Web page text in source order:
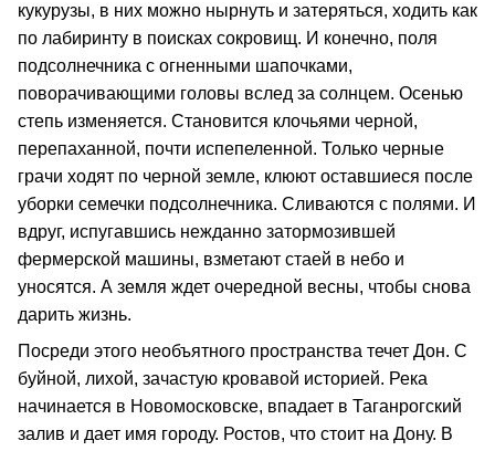
кукурузы, в них можно нырнуть и затеряться, ходить как
по лабиринту в поисках сокровищ. И конечно, поля
подсолнечника с огненными шапочками,
поворачивающими головы вслед за солнцем. Осенью
степь изменяется. Становится клочьями черной,
перепаханной, почти испепеленной. Только черные
грачи ходят по черной земле, клюют оставшиеся после
уборки семечки подсолнечника. Сливаются с полями. И
вдруг, испугавшись нежданно затормозившей
фермерской машины, взметают стаей в небо и
уносятся. А земля ждет очередной весны, чтобы снова
дарить жизнь.
Посреди этого необъятного пространства течет Дон. С
буйной, лихой, зачастую кровавой историей. Река
начинается в Новомосковске, впадает в Таганрогский
залив и дает имя городу. Ростов, что стоит на Дону. В